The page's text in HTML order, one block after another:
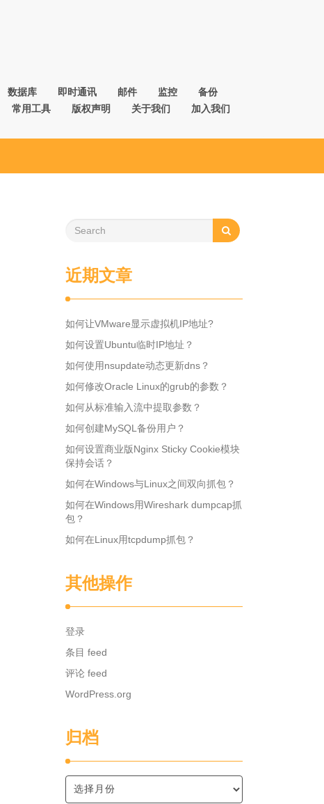
数据库 即时通讯 邮件 监控
备份
常用工具 版权声明 关于我们 加入我们
近期文章
如何让VMware显示虚拟机IP地址?
如何设置Ubuntu临时IP地址？
如何使用nsupdate动态更新dns？
如何修改Oracle Linux的grub的参数？
如何从标准输入流中提取参数？
如何创建MySQL备份用户？
如何设置商业版Nginx Sticky Cookie模块
保持会话？
如何在Windows与Linux之间双向抓包？
如何在Windows用Wireshark dumpcap抓
包？
如何在Linux用tcpdump抓包？
其他操作
登录
条目 feed
评论 feed
WordPress.org
归档